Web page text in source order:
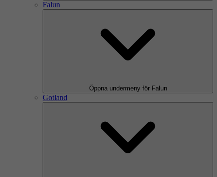
Falun
Öppna undermeny för Falun
Gotland